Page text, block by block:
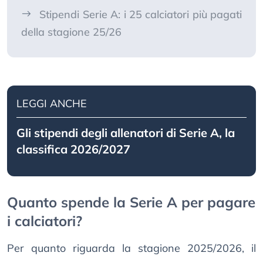
Stipendi Serie A: i 25 calciatori più pagati
della stagione 25/26
LEGGI ANCHE
Gli stipendi degli allenatori di Serie A, la
classifica 2026/2027
Quanto spende la Serie A per pagare
i calciatori?
Per quanto riguarda la stagione 2025/2026, il